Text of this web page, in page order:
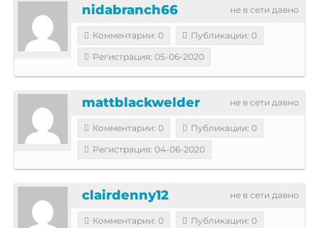
не в сети давно
nidabranch66
Комментарии: 0
Публикации: 0
Регистрация: 05-06-2020
не в сети давно
mattblackwelder
Комментарии: 0
Публикации: 0
Регистрация: 04-06-2020
не в сети давно
clairdenny12
Комментарии: 0
Публикации: 0